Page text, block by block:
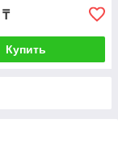
₸
Купить